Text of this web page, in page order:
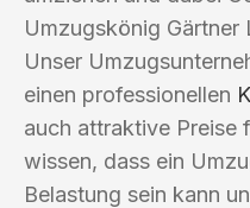
Umzugskönig Gärtner
Unser
einen professionellen
auch attraktive Preise
wissen, dass ein
Belastung sein kann